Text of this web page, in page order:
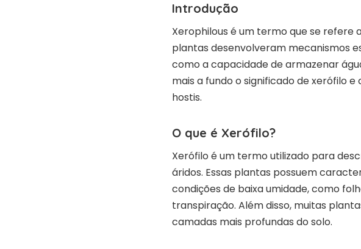
Introdução
Xerophilous é um termo que se refere
plantas desenvolveram mecanismos
como a capacidade de armazenar
mais a fundo o significado de xerófilo
hostis.
O que é Xerófilo?
Xerófilo é um termo utilizado para
áridos. Essas plantas possuem
condições de baixa umidade, como
transpiração. Além disso, muitas
camadas mais profundas do solo.